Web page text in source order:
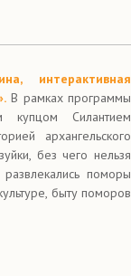
интерактивная
В рамках программы
купцом Силантием
архангельского
без чего нельзя
поморы
быту поморов